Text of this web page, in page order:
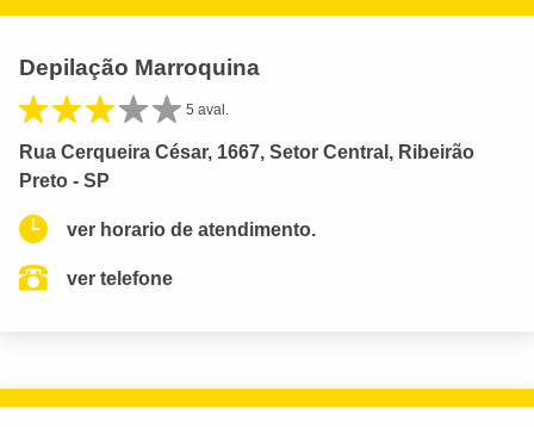
Depilação Marroquina
5 aval.
Rua Cerqueira César, 1667, Setor Central, Ribeirão
Preto - SP
ver horario de atendimento.
ver telefone